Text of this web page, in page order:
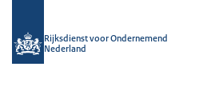
Rijksdienst voor Ondernemend
Nederland